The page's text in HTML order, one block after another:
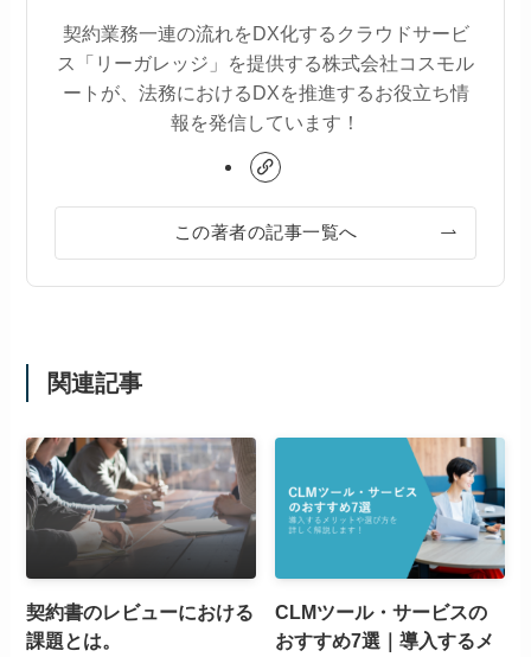
契約業務一連の流れをDX化するクラウドサービ
ス「リーガレッジ」を提供する株式会社コスモル
ートが、法務におけるDXを推進するお役立ち情
報を発信しています！
この著者の記事一覧へ
関連記事
契約書のレビューにおける
課題とは。
CLMツール・サービスの
おすすめ7選｜導入するメ